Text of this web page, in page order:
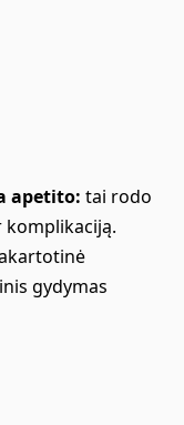
apetito: tai rodo
gydymas